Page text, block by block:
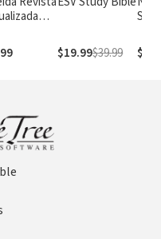
de
$19.99$39.99